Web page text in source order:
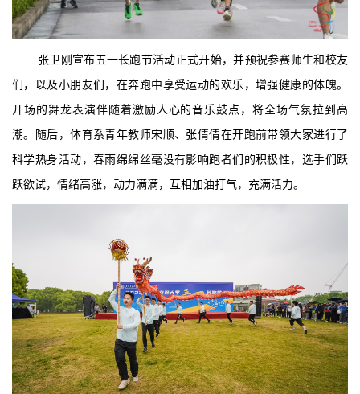
张卫刚宣布五一长跑节活动正式开始，并预祝参赛师生和校友
们，以及小朋友们，在奔跑中享受运动的欢乐，增强健康的体魄。
开场的舞龙表演伴随着激励人心的音乐鼓点，将全场气氛拉到高
潮。随后，体育系青年教师宋顺、张倩倩在开跑前带领大家进行了
科学热身活动，春雨绵绵丝毫没有影响跑者们的积极性，选手们跃
跃欲试，情绪高涨，动力满满，互相加油打气，充满活力。